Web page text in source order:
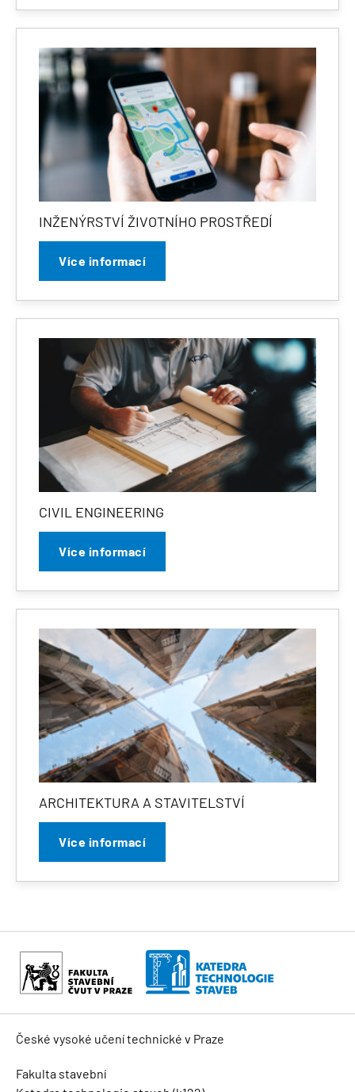
INŽENÝRSTVÍ ŽIVOTNÍHO PROSTŘEDÍ
Více informací
CIVIL ENGINEERING
Více informací
ARCHITEKTURA A STAVITELSTVÍ
Více informací
České vysoké učení technické v Praze
Fakulta stavební